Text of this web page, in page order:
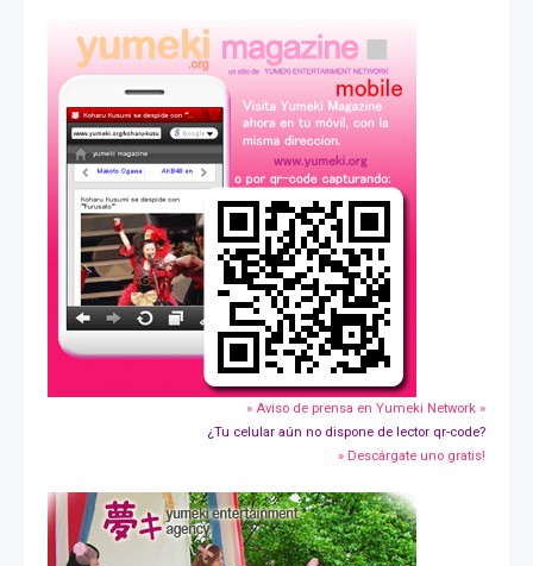
» Aviso de prensa en Yumeki Network »
¿Tu celular aún no dispone de lector qr-code?
» Descárgate uno gratis!